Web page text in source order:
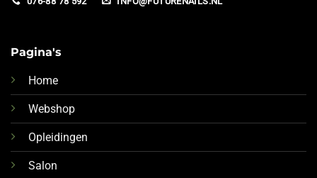
Pagina's
Home
Webshop
Opleidingen
Salon